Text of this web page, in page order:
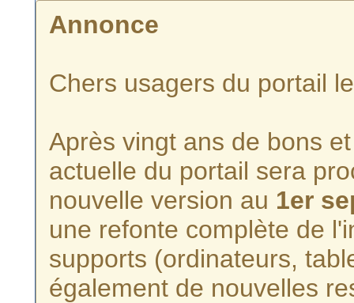
Annonce
Chers usagers du portail
Après vingt ans de bons
actuelle du portail sera
nouvelle version au 1er
une refonte complète de
supports (ordinateurs,
également de nouvelles